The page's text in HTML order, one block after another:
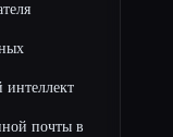
интеллект
почты в